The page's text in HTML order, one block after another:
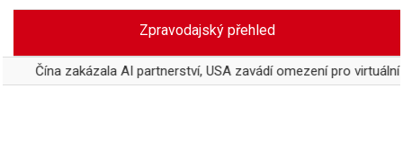
Skip
content
Zpravodajský přehled
zakázala AI partnerství, USA zavádí omezení pro virtuální vztahy